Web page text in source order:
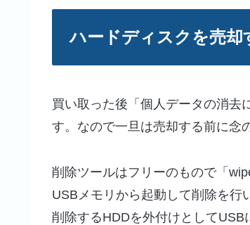
ハードディスクを売却
買い取った後「個人データの消去
す。なので一旦は売却する前に念
削除ツールはフリーのもので「
USBメモリから起動して削除を行
削除するHDDを外付けとして